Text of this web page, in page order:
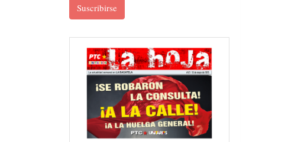
Suscribirse